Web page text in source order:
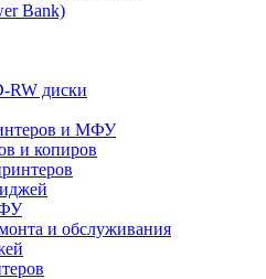
Bank)
RW диски
и МФУ
и копиров
и обслуживания